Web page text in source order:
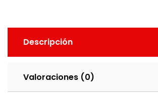
Descripción
Valoraciones (0)